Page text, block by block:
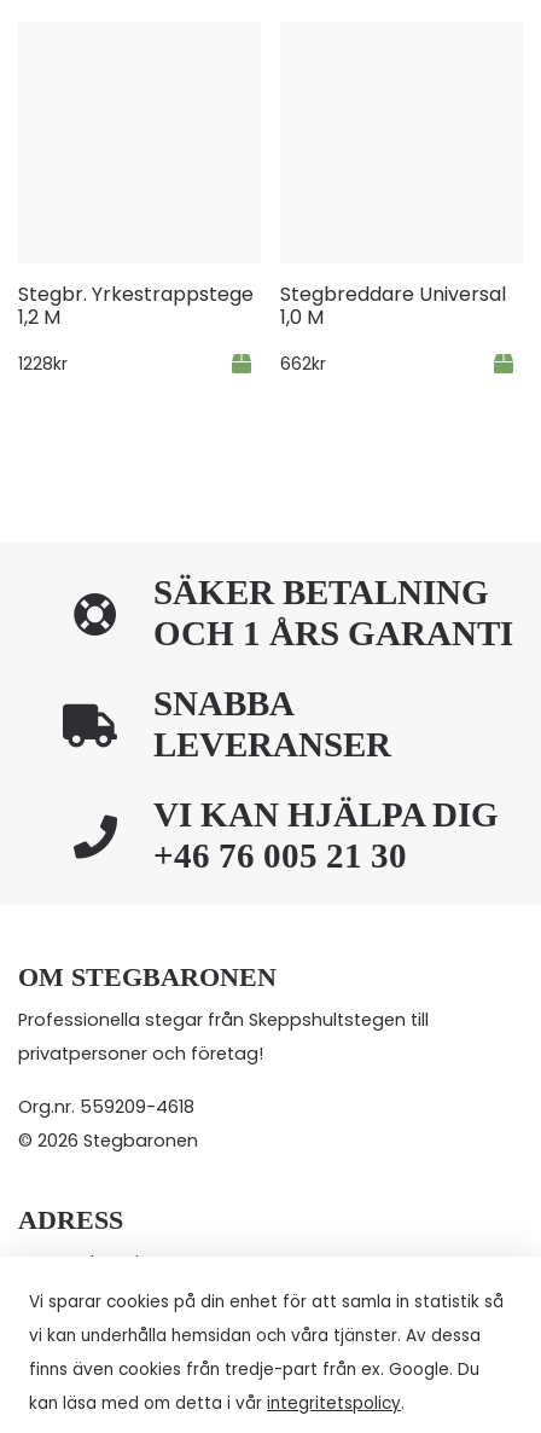
Stegbr. Yrkestrappstege
1,2 M
1228kr
Stegbreddare Universal
1,0 M
662kr
SÄKER BETALNING
OCH 1 ÅRS GARANTI
SNABBA
LEVERANSER
VI KAN HJÄLPA DIG
+46 76 005 21 30
OM STEGBARONEN
Professionella stegar från Skeppshultstegen till
privatpersoner och företag!
Org.nr. 559209-4618
© 2026 Stegbaronen
ADRESS
Neonord Sverige AB
Brattberget Skogsborg 221A
732 94 Arboga
Tel.+46 76 005 21 30
E-post: kundservice@stegbaronen.se
Vi sparar cookies på din enhet för att samla in statistik så
vi kan underhålla hemsidan och våra tjänster. Av dessa
finns även cookies från tredje-part från ex. Google. Du
kan läsa med om detta i vår integritetspolicy.